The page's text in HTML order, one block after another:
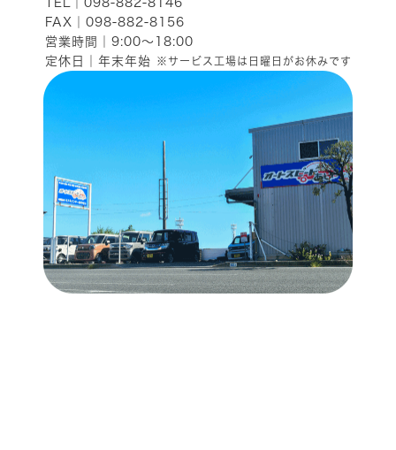
TEL｜ 098-882-8146
FAX｜098-882-8156
営業時間｜9:00～18:00
定休日｜年末年始
※サービス工場は日曜日がお休みです